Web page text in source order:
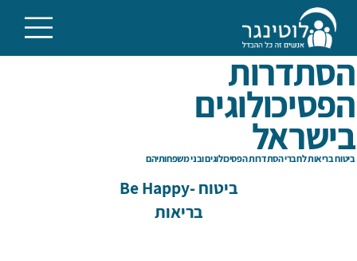
הסתדרות
הפסיכולוגים
בישראל
ביטוח בריאות לחברי הסתדרות הפסיכולוגים ובני משפחותיהם
Be Happy- ביטוח
בריאות